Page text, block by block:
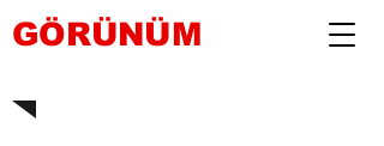
GÖRÜNÜM